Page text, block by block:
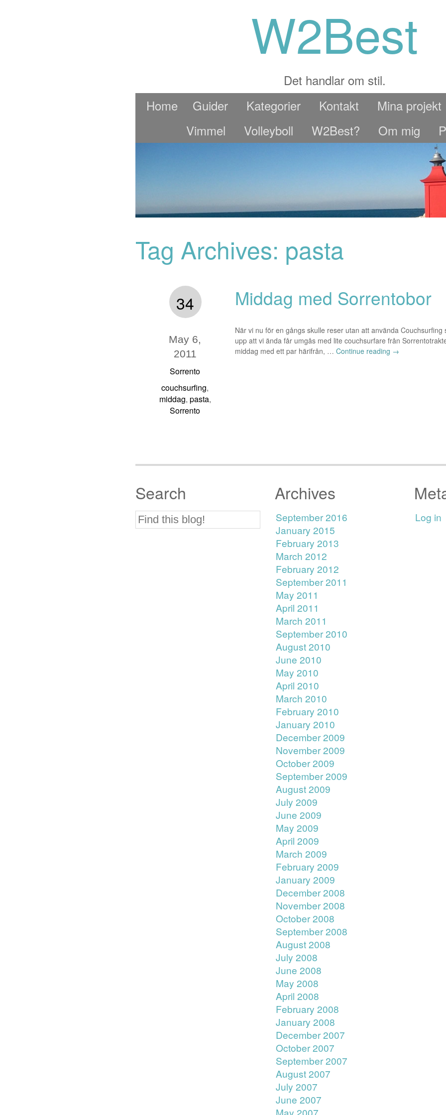
W2Best
Det handlar om stil.
Home
Guider Kategorier Kontakt
Mina projekt
Vimmel
Volleyboll W2Best? Om mig
Tag Archives: pasta
Middag med Sorrentobor
När vi nu för en gångs skulle reser utan att använda Couchsurfing
upp att vi ända får umgås med lite couchsurfare från
middag med ett par härifrån, … Continue reading →
34
May 6,
2011
Sorrento
couchsurfing,
middag, pasta,
Sorrento
Search Archives
September 2016
January 2015
February 2013
March 2012
February 2012
September 2011
May 2011
April 2011
March 2011
September 2010
August 2010
June 2010
May 2010
April 2010
March 2010
February 2010
January 2010
December 2009
November 2009
October 2009
September 2009
August 2009
July 2009
June 2009
May 2009
April 2009
March 2009
February 2009
January 2009
December 2008
November 2008
October 2008
September 2008
August 2008
July 2008
June 2008
May 2008
April 2008
February 2008
January 2008
December 2007
October 2007
September 2007
August 2007
July 2007
June 2007
May 2007
Log in